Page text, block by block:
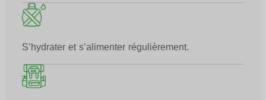
S’hydrater et s’alimenter régulièrement.